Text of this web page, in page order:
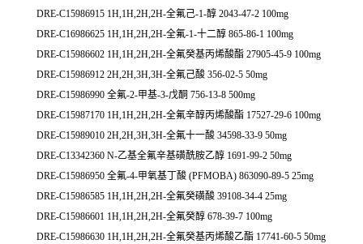
DRE-C15986915 1H,1H,2H,2H-全氟己-1-醇 2043-47-2 100mg
DRE-C16986625 1H,1H,2H,2H-全氟-1-十二醇 865-86-1 100mg
DRE-C15986602 1H,1H,2H,2H-全氟癸基丙烯酸酯 27905-45-9 100mg
DRE-C15986912 2H,2H,3H,3H-全氟己酸 356-02-5 50mg
DRE-C15986990 全氟-2-甲基-3-戊酮 756-13-8 500mg
DRE-C15987170 1H,1H,2H,2H-全氟辛醇丙烯酸酯 17527-29-6 100mg
DRE-C15989010 2H,2H,3H,3H-全氟十一酸 34598-33-9 50mg
DRE-C13342360 N-乙基全氟辛基磺酰胺乙醇 1691-99-2 50mg
DRE-C15986950 全氟-4-甲氧基丁酸 (PFMOBA) 863090-89-5 25mg
DRE-C15986585 1H,1H,2H,2H-全氟癸磺酸 39108-34-4 25mg
DRE-C15986601 1H,1H,2H,2H-全氟癸醇 678-39-7 100mg
DRE-C15986630 1H,1H,2H,2H-全氟癸基丙烯酸乙酯 17741-60-5 50mg